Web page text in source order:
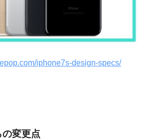
iphone7s-design-specs/
の変更点